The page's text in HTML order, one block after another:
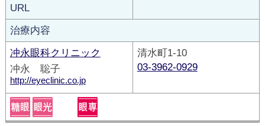
URL
治療内容
冲永眼科クリニック
冲永 聡子
http://eyeclinic.co.jp
清水町1-10
03-3962-0929